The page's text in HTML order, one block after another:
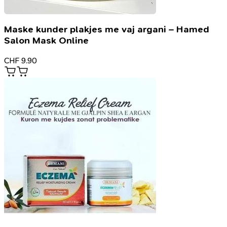
Maske kunder plakjes me vaj argani – Hamed
Salon Mask Online
CHF 9.90